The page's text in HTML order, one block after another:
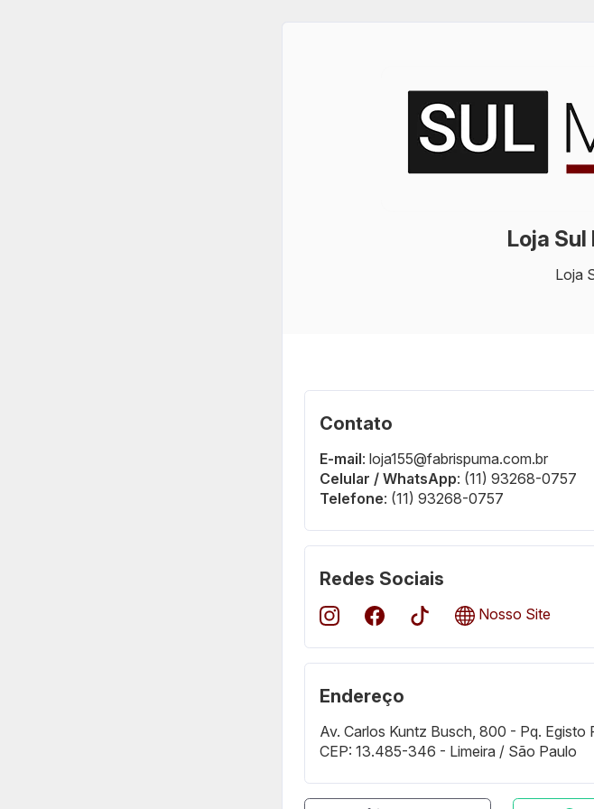
Loja Sul
Loja
Contato
E-mail: loja155@fabrispuma.com.br
Celular / WhatsApp: (11) 93268-0757
Telefone: (11) 93268-0757
Redes Sociais
Nosso Site
Endereço
Av. Carlos Kuntz Busch, 800 - Pq. Egisto
CEP: 13.485-346 - Limeira / São Paulo